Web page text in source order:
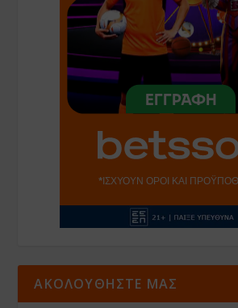
ΑΚΟΛΟΥΘΗΣΤΕ ΜΑΣ